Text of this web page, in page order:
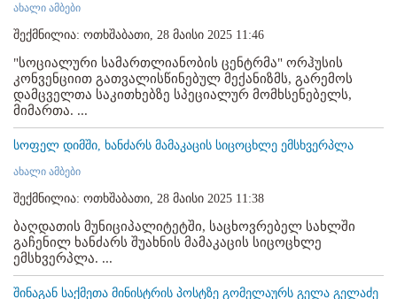
ახალი ამბები
შექმნილია: ოთხშაბათი, 28 მაისი 2025 11:46
"სოციალური სამართლიანობის ცენტრმა" ორჰუსის
კონვენციით გათვალისწინებულ მექანიზმს, გარემოს
დამცველთა საკითხებზე სპეციალურ მომხსენებელს,
მიმართა. ...
სოფელ დიმში, ხანძარს მამაკაცის სიცოცხლე ემსხვერპლა
ახალი ამბები
შექმნილია: ოთხშაბათი, 28 მაისი 2025 11:38
ბაღდათის მუნიციპალიტეტში, საცხოვრებელ სახლში
გაჩენილ ხანძარს შუახნის მამაკაცის სიცოცხლე
ემსხვერპლა. ...
შინაგან საქმეთა მინისტრის პოსტზე გომელაურს გელა გელაძე